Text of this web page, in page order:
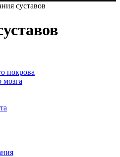
суставов
покрова
мозга